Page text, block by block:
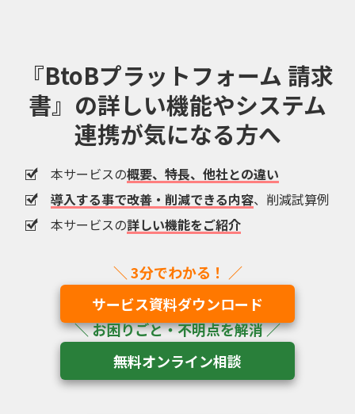
『BtoBプラットフォーム 請求
書』の詳しい機能やシステム
連携が気になる方へ
本サービスの概要、特長、他社との違い
導入する事で改善・削減できる内容、削減試算例
本サービスの詳しい機能をご紹介
サービス資料ダウンロード
無料オンライン相談